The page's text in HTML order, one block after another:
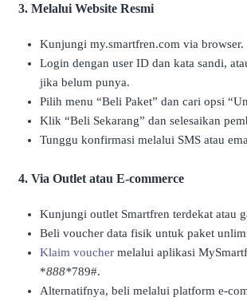
3. Melalui Website Resmi
Kunjungi my.smartfren.com via browser.
Login dengan user ID dan kata sandi,
jika belum punya.
Pilih menu “Beli Paket” dan cari opsi
Klik “Beli Sekarang” dan selesaikan
Tunggu konfirmasi melalui SMS atau
4. Via Outlet atau E-commerce
Kunjungi outlet Smartfren terdekat atau
Beli voucher data fisik untuk paket
Klaim voucher melalui aplikasi
*888*789#.
Alternatifnya, beli melalui platform e-